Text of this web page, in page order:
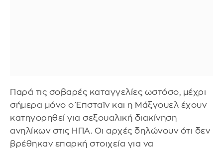
Παρά τις σοβαρές καταγγελίες ωστόσο, μέχρι
σήμερα μόνο ο Έπσταϊν και η Mάξγουελ έχουν
κατηγορηθεί για σεξουαλική διακίνηση
ανηλίκων στις ΗΠΑ. Οι αρχές δηλώνουν ότι δεν
βρέθηκαν επαρκή στοιχεία για να